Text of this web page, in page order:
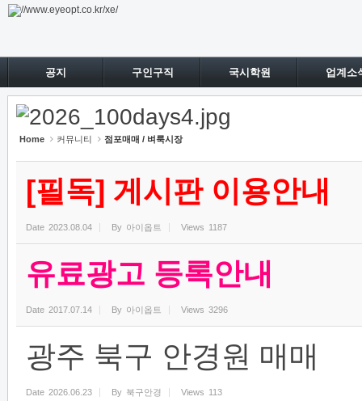
공지 구인구직 국시학원 업계소
Home 커뮤니티 점포매매 / 벼룩시장
[필독] 게시판 이용안내
Date 2023.08.04 By 아이옵트 Views 1187
유료광고 등록안내
Date 2017.07.14 By 아이옵트 Views 3296
광주 북구 안경원 매매
Date 2026.06.23 By 북구안경 Views 113